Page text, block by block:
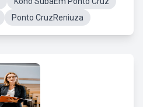
Ponto CruzReniuza